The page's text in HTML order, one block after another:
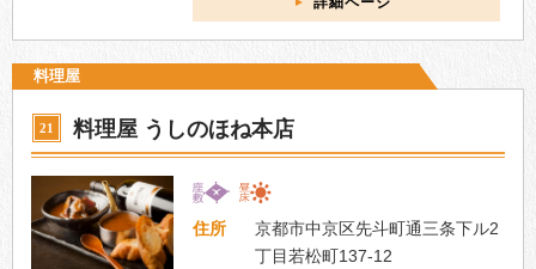
料理屋
21 料理屋 うしのほね本店
住所
京都市中京区先斗町通三条下ル2
丁目若松町137-12